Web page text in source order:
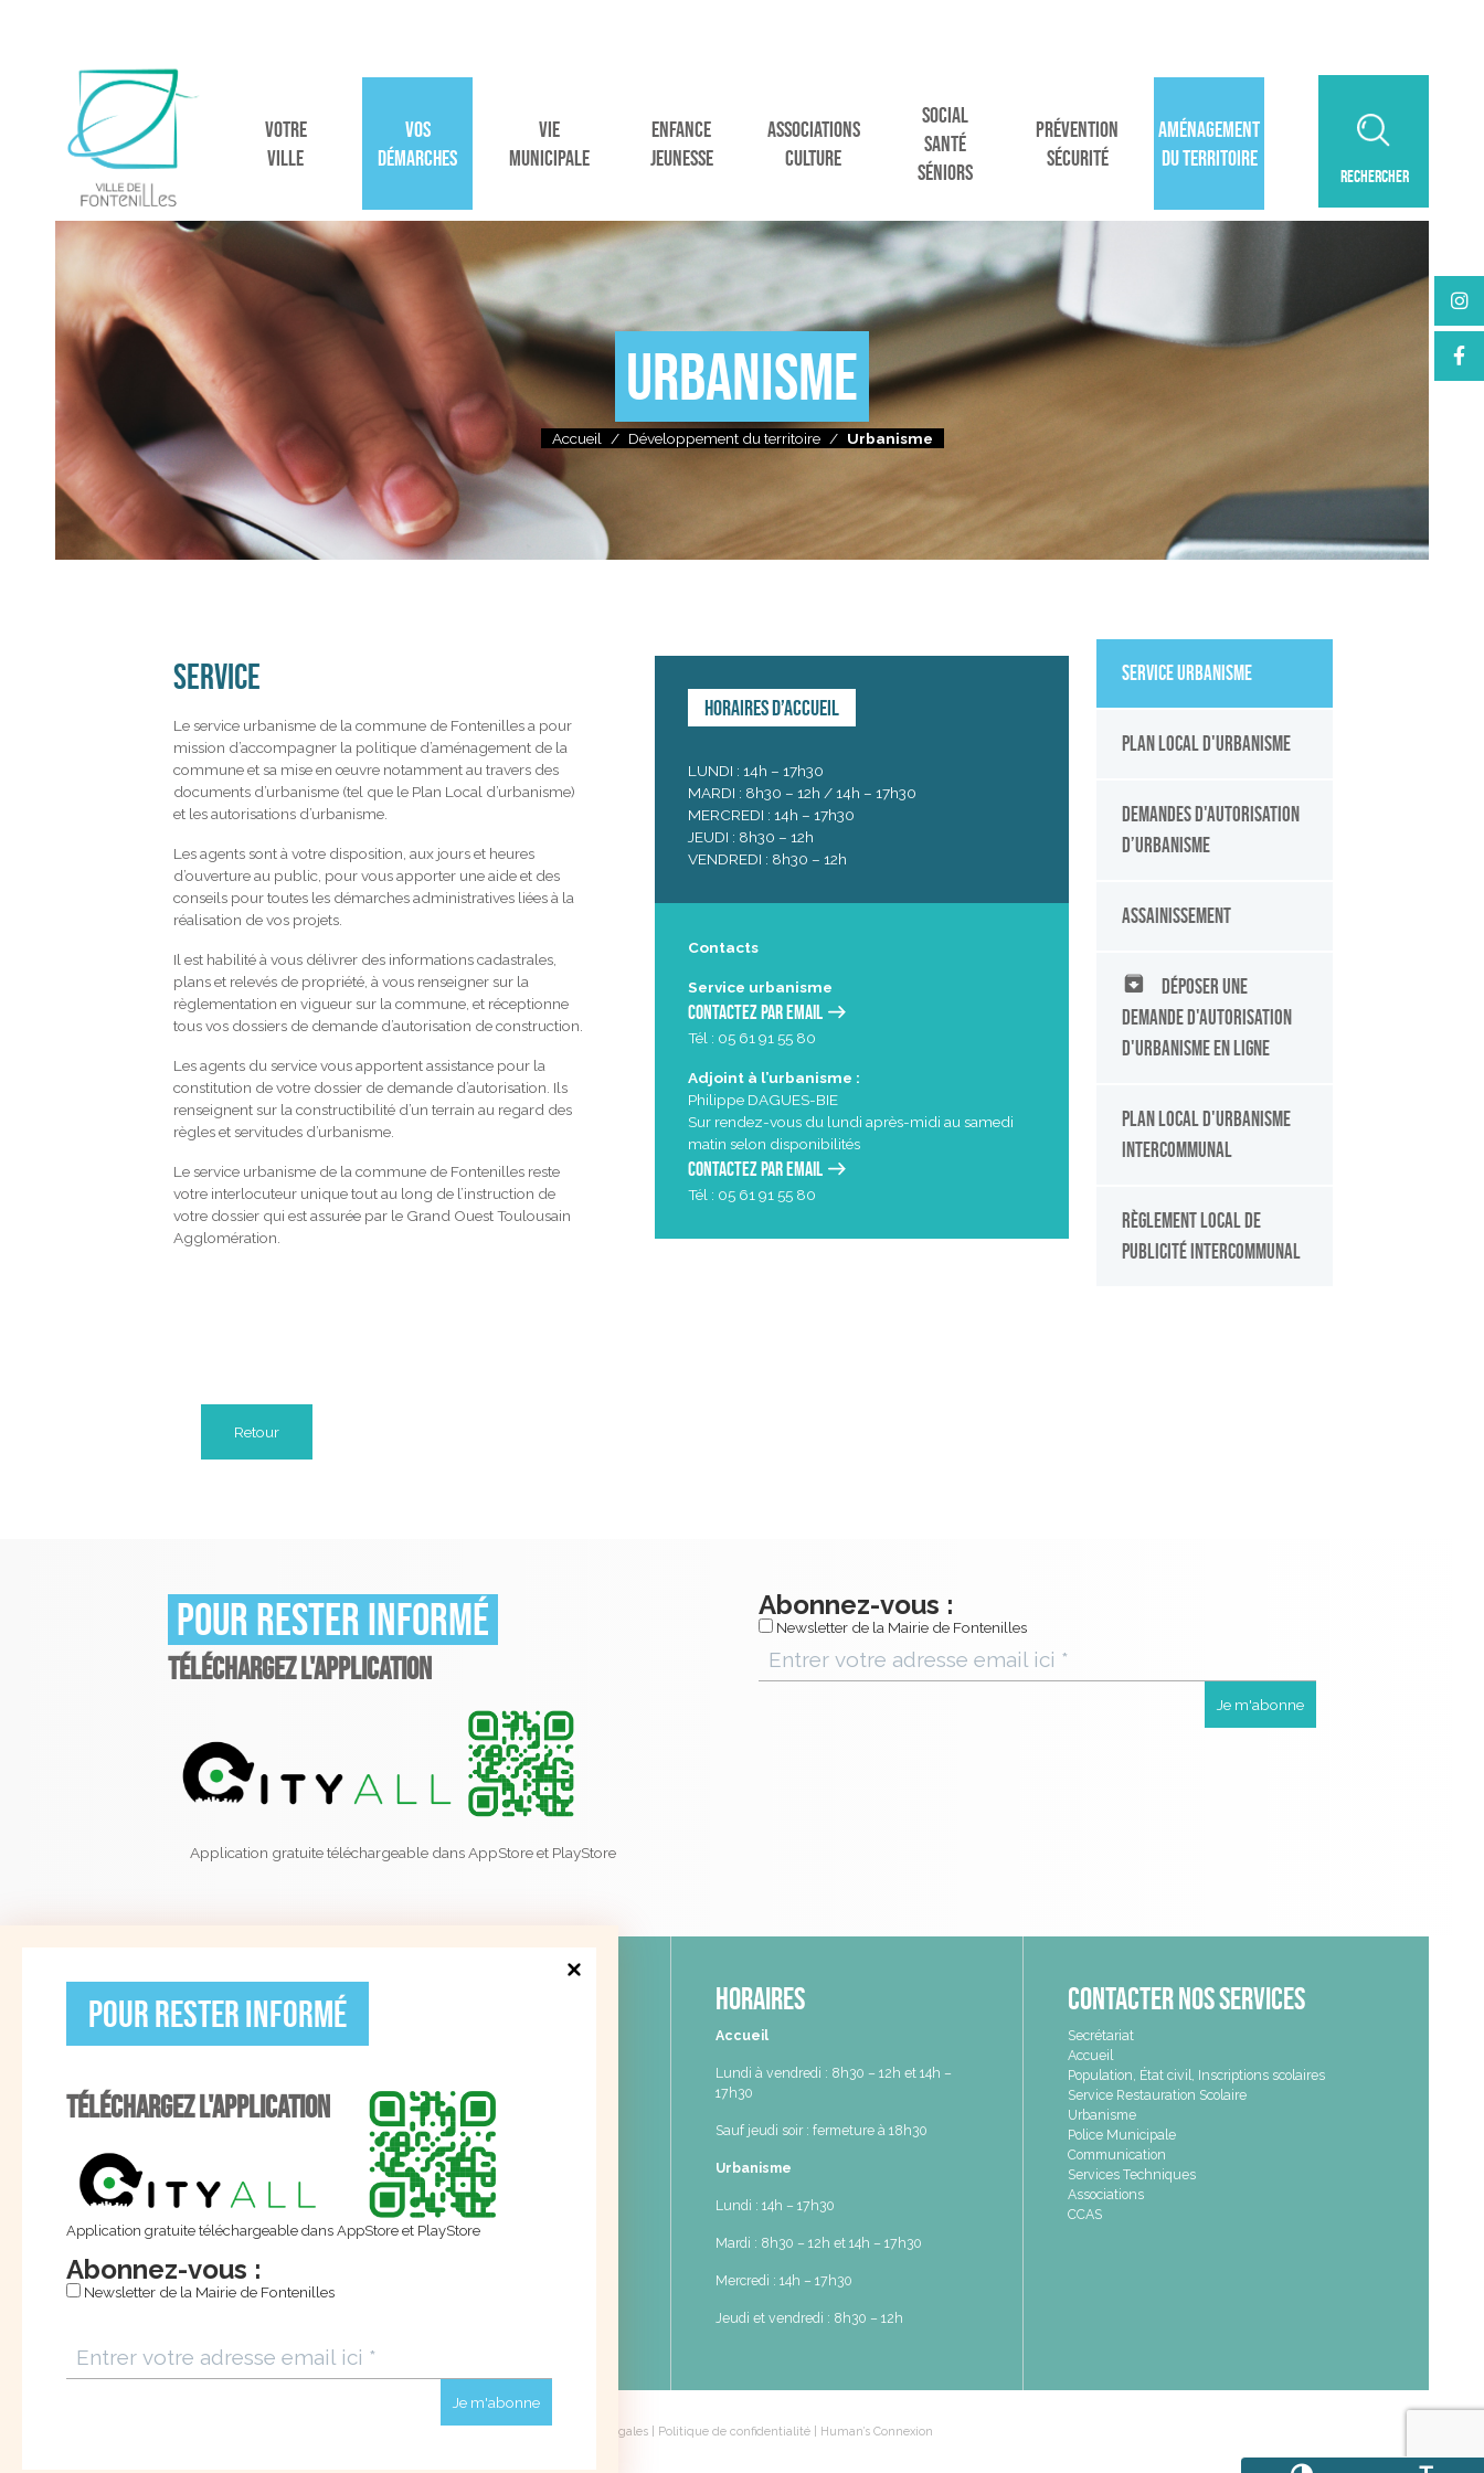
VOTRE
VILLE
VOS
DÉMARCHES
VIE
MUNICIPALE
ENFANCE
JEUNESSE
ASSOCIATIONS
CULTURE
SOCIAL
SANTÉ
SÉNIORS
PRÉVENTION
SÉCURITÉ
AMÉNAGEMENT
DU TERRITOIRE
RECHERCHER
URBANISME
Accueil / Développement du territoire / Urbanisme
SERVICE
Le service urbanisme de la commune de Fontenilles a pour
mission d’accompagner la politique d’aménagement de la
commune et sa mise en œuvre notamment au travers des
documents d’urbanisme (tel que le Plan Local d’urbanisme)
et les autorisations d’urbanisme.
Les agents sont à votre disposition, aux jours et heures
d’ouverture au public, pour vous apporter une aide et des
conseils pour toutes les démarches administratives liées à la
réalisation de vos projets.
Il est habilité à vous délivrer des informations cadastrales,
plans et relevés de propriété, à vous renseigner sur la
règlementation en vigueur sur la commune, et réceptionne
tous vos dossiers de demande d’autorisation de construction.
Les agents du service vous apportent assistance pour la
constitution de votre dossier de demande d’autorisation. Ils
renseignent sur la constructibilité d’un terrain au regard des
règles et servitudes d’urbanisme.
Le service urbanisme de la commune de Fontenilles reste
votre interlocuteur unique tout au long de l’instruction de
votre dossier qui est assurée par le Grand Ouest Toulousain
Agglomération.
Horaires d’accueil
LUNDI : 14h – 17h30
MARDI : 8h30 – 12h / 14h – 17h30
MERCREDI : 14h – 17h30
JEUDI : 8h30 – 12h
VENDREDI : 8h30 – 12h
Contacts
Service urbanisme
Contactez par email
Tél : 05 61 91 55 80
Adjoint à l’urbanisme :
Philippe DAGUES-BIE
Sur rendez-vous du lundi après-midi au samedi
matin selon disponibilités
Contactez par email
Tél : 05 61 91 55 80
Service urbanisme
Plan Local d'Urbanisme
Demandes d'autorisation
d’urbanisme
Assainissement
Déposer une
demande d'autorisation
d'urbanisme en ligne
Plan Local d'Urbanisme
intercommunal
Règlement Local de
Publicité Intercommunal
Retour
Pour rester informé
TÉLÉCHARGEZ L'APPLICATION
Application gratuite téléchargeable dans AppStore et PlayStore
Abonnez-vous :
Newsletter de la Mairie de Fontenilles
Pour rester informé
TÉLÉCHARGEZ L'APPLICATION
Application gratuite téléchargeable dans AppStore et PlayStore
Abonnez-vous :
Newsletter de la Mairie de Fontenilles
Suivez-nous sur les réseaux sociaux
31470 Fontenilles
Tél : 05 61 91 55 80
Fax : 05 16 44 07 14
Horaires
Accueil
Lundi à vendredi : 8h30 – 12h et 14h –
17h30
Sauf jeudi soir : fermeture à 18h30
Urbanisme
Lundi : 14h – 17h30
Mardi : 8h30 – 12h et 14h – 17h30
Mercredi : 14h – 17h30
Jeudi et vendredi : 8h30 – 12h
Contacter nos services
Secrétariat
Accueil
Population, État civil, Inscriptions scolaires
Service Restauration Scolaire
Urbanisme
Police Municipale
Communication
Services Techniques
Associations
CCAS
Mentions légales| Politique de confidentialité| Human’s Connexion